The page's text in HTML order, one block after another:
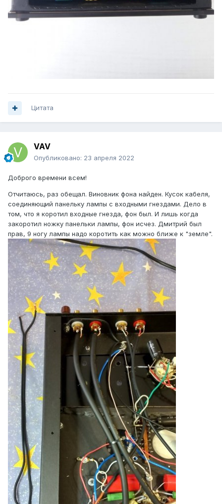
Цитата
VAV
Опубликовано: 23 апреля 2022
Доброго времени всем!
Отчитаюсь, раз обещал. Виновник фона найден. Кусок кабеля,
соединяющий панельку лампы с входными гнездами. Дело в
том, что я коротил входные гнезда, фон был. И лишь когда
закоротил ножку панельки лампы, фон исчез. Дмитрий был
прав, 9 ногу лампы надо коротить как можно ближе к "земле".